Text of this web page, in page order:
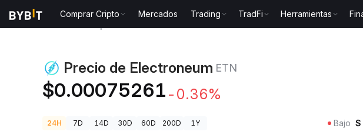
Comprar Cripto Mercados Trading TradFi Herramientas
Precio de Electroneum ETN
$0.00075261 -0.36%
24H 7D 14D 30D 60D 200D 1Y Bajo $